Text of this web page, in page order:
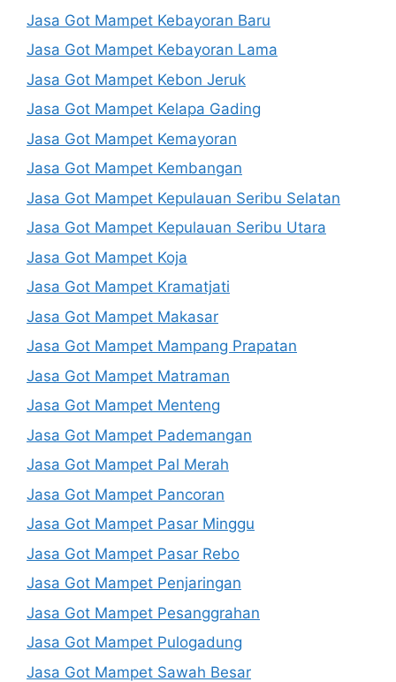
Jasa Got Mampet Kebayoran Baru
Jasa Got Mampet Kebayoran Lama
Jasa Got Mampet Kebon Jeruk
Jasa Got Mampet Kelapa Gading
Jasa Got Mampet Kemayoran
Jasa Got Mampet Kembangan
Jasa Got Mampet Kepulauan Seribu Selatan
Jasa Got Mampet Kepulauan Seribu Utara
Jasa Got Mampet Koja
Jasa Got Mampet Kramatjati
Jasa Got Mampet Makasar
Jasa Got Mampet Mampang Prapatan
Jasa Got Mampet Matraman
Jasa Got Mampet Menteng
Jasa Got Mampet Pademangan
Jasa Got Mampet Pal Merah
Jasa Got Mampet Pancoran
Jasa Got Mampet Pasar Minggu
Jasa Got Mampet Pasar Rebo
Jasa Got Mampet Penjaringan
Jasa Got Mampet Pesanggrahan
Jasa Got Mampet Pulogadung
Jasa Got Mampet Sawah Besar